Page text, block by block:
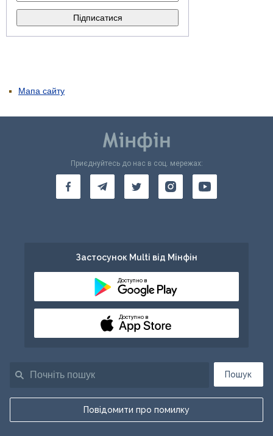
Мапа сайту
Пошук
Повідомити про помилку
Приєднуйтесь до нас в соц. мережах:
Застосунок Multi від Мінфін
Доступно в
Доступно в